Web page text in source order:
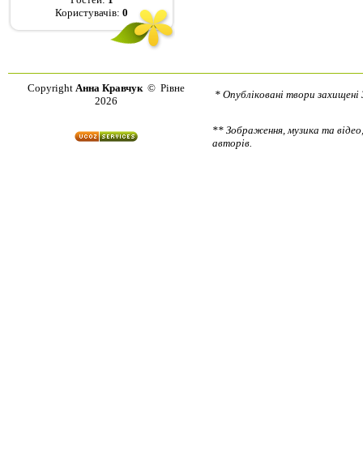
Користувачів: 0
Copyright Анна Кравчук© Рівне
2026
* Опубліковані твори
** Зображення, музика та
авторів.